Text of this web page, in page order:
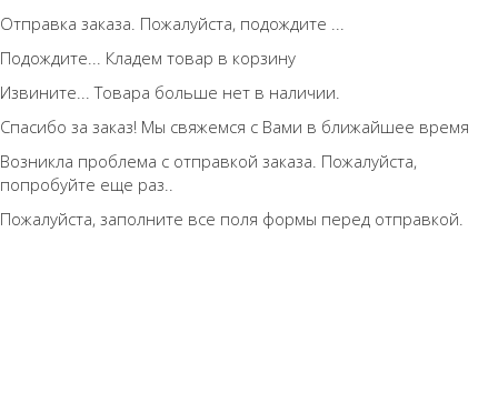
Отправка заказа. Пожалуйста, подождите ...
Подождите... Кладем товар в корзину
Извините... Товара больше нет в наличии.
Спасибо за заказ! Мы свяжемся с Вами в ближайшее время
Возникла проблема с отправкой заказа. Пожалуйста,
попробуйте еще раз..
Пожалуйста, заполните все поля формы перед отправкой.